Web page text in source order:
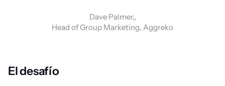
Dave Palmer,,
Head of Group Marketing, Aggreko
El desafío